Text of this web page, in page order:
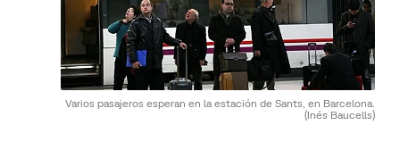
Varios pasajeros esperan en la estación de Sants, en Barcelona.
(Inés Baucells)